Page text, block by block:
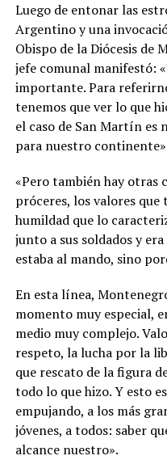
Luego de entonar las
Argentino y una
Obispo de la Diócesis de
jefe comunal manifestó:
importante. Para
tenemos que ver lo que
el caso de San Martín es
para nuestro
«Pero también hay otras
próceres, los valores
humildad que lo
junto a sus soldados y
estaba al mando, sino
En esta línea,
momento muy especial,
medio muy complejo.
respeto, la lucha por la
que rescato de la figura
todo lo que hizo. Y esto
empujando, a los más
jóvenes, a todos: saber
alcance nuestro».